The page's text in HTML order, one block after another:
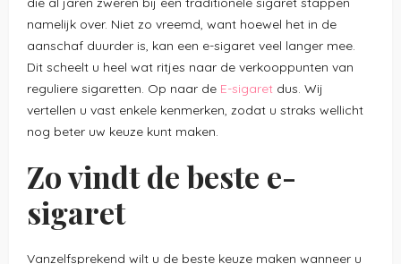
namelijk over. Niet zo vreemd, want hoewel het in de
aanschaf duurder is, kan een e-sigaret veel langer mee.
Dit scheelt u heel wat ritjes naar de verkooppunten van
reguliere sigaretten. Op naar de E-sigaret dus. Wij
vertellen u vast enkele kenmerken, zodat u straks wellicht
nog beter uw keuze kunt maken.
Zo vindt de beste e-
sigaret
Vanzelfsprekend wilt u de beste keuze maken wanneer u